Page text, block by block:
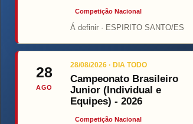
Competição Nacional
Á definir · ESPIRITO SANTO/ES
28
AGO
28/08/2026 · DIA TODO
Campeonato Brasileiro
Junior (Individual e
Equipes) - 2026
Competição Nacional